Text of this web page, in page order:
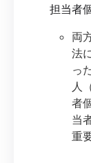
担当者
両
法
っ
人
者
当
重